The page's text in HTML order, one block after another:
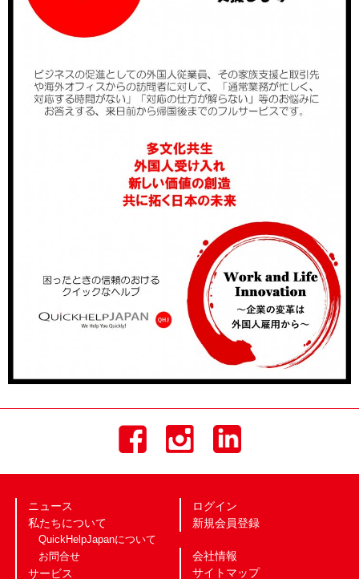
ニュース
私たちについて
QuickHelpJapanについて
お問合せ
サービス
ログイン
新規会員登録
会社情報
サイトマップ